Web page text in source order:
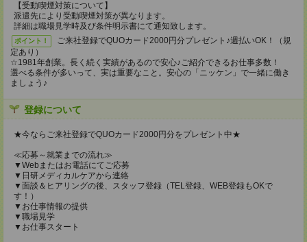
【受動喫煙対策について】
派遣先により受動喫煙対策が異なります。
詳細は職場見学時及び条件明示書にて通知致します。
ポイント！
ご来社登録でQUOカード2000円分プレゼント♪週払いOK！（規
定あり）
☆1981年創業。長く続く実績があるので安心♪ご紹介できるお仕事多数！
選べる条件が多いって、実は重要なこと。安心の「ニッケン」で一緒に働き
ましょう♪
登録について
★今ならご来社登録でQUOカード2000円分をプレゼント中★
≪応募～就業までの流れ≫
▼Webまたはお電話にてご応募
▼日研メディカルケアから連絡
▼面談＆ヒアリングの後、スタッフ登録（TEL登録、WEB登録もOKで
す！）
▼お仕事情報の提供
▼職場見学
▼お仕事スタート